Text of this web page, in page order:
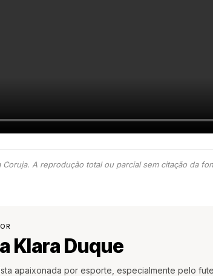
A reprodução total ou parcial sem citação da
Klara Duque
apaixonada por esporte, especialmente pelo